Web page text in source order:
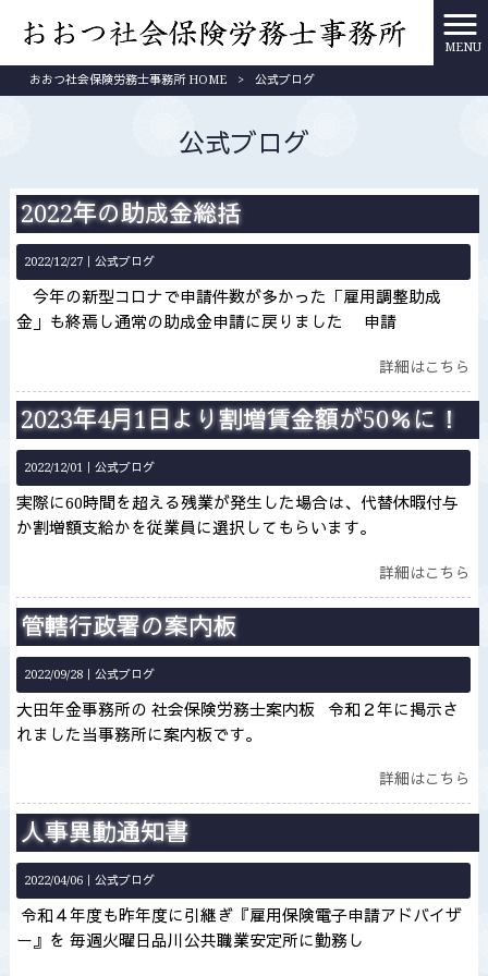
MENU
おおつ社会保険労務士事務所 HOME > 公式ブログ
公式ブログ
2022年の助成金総括
2022/12/27｜ 公式ブログ
今年の新型コロナで申請件数が多かった「雇用調整助成
金」も終焉し通常の助成金申請に戻りました 申請
詳細はこちら
2023年4月1日より割増賃金額が50％に！
2022/12/01｜ 公式ブログ
実際に60時間を超える残業が発生した場合は、代替休暇付与
か割増額支給かを従業員に選択してもらいます。
詳細はこちら
管轄行政署の案内板
2022/09/28｜ 公式ブログ
大田年金事務所の 社会保険労務士案内板 令和２年に掲示さ
れました当事務所に案内板です。
詳細はこちら
人事異動通知書
2022/04/06｜ 公式ブログ
令和４年度も昨年度に引継ぎ『雇用保険電子申請アドバイザ
ー』を 毎週火曜日品川公共職業安定所に勤務し